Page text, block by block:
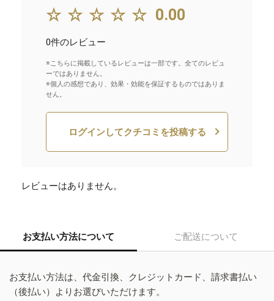
☆☆☆☆☆ 0.00
0件のレビュー
※こちらに掲載しているレビューは一部です。全てのレビュ
ーではありません。
※個人の感想であり、効果・効能を保証するものではありま
せん。
ログインしてクチコミを投稿する
レビューはありません。
お支払い方法について ご配送について
お支払い方法は、代金引換、クレジットカード、請求書払い
（後払い）よりお選びいただけます。